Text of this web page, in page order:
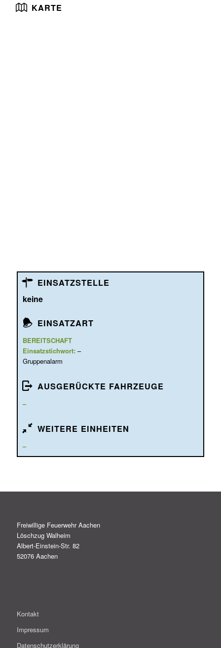
KARTE
EINSATZSTELLE
keine
EINSATZART
BEREITSCHAFT
Einsatzstichwort: –
Gruppenalarm
AUSGERÜCKTE FAHRZEUGE
–
WEITERE EINHEITEN
–
Freiwillige Feuerwehr Aachen
Löschzug Walheim
Albert-Einstein-Str. 82
52076 Aachen
Kontakt
Impressum
Datenschutzerklärung